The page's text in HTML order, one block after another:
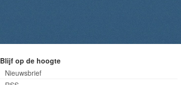
Blijf op de hoogte
Nieuwsbrief